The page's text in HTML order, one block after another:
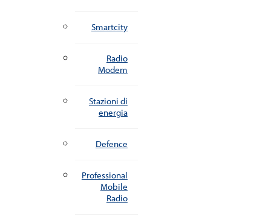
Smartcity
Radio
Modem
Stazioni di
energia
Defence
Professional
Mobile
Radio